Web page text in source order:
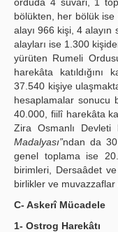
bölükten, her bölük ise
alayı 966 kişi, 4
alayları ise 1.300
yürüten Rumeli
harekâta
37.540 kişiye
hesaplamalar sonucu
40.000, fiilî harekâta
Zira Osmanlı Devleti
Madalyası”ndan da
genel toplama ise
birimleri, Dersaâdet
birlikler ve muvazzaflar
C- Askerî Mücadele
1- Ostrog Harekâtı